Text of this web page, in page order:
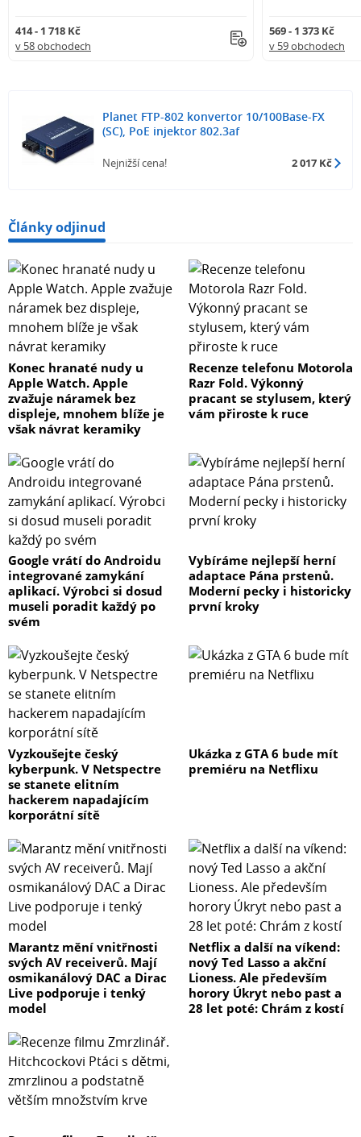
414 - 1 718 Kč
v 58 obchodech
569 - 1 373 Kč
v 59 obchodech
Planet FTP-802 konvertor 10/100Base-FX
(SC), PoE injektor 802.3af
Nejnižší cena! 2 017 Kč
Články odjinud
Konec hranaté nudy u
Apple Watch. Apple
zvažuje náramek bez
displeje, mnohem blíže je
však návrat keramiky
Recenze telefonu Motorola
Razr Fold. Výkonný
pracant se stylusem, který
vám přiroste k ruce
Google vrátí do Androidu
integrované zamykání
aplikací. Výrobci si dosud
museli poradit každý po
svém
Vybíráme nejlepší herní
adaptace Pána prstenů.
Moderní pecky i historicky
první kroky
Vyzkoušejte český
kyberpunk. V Netspectre
se stanete elitním
hackerem napadajícím
korporátní sítě
Ukázka z GTA 6 bude mít
premiéru na Netflixu
Marantz mění vnitřnosti
svých AV receiverů. Mají
osmikanálový DAC a Dirac
Live podporuje i tenký
model
Netflix a další na víkend:
nový Ted Lasso a akční
Lioness. Ale především
horory Úkryt nebo past a
28 let poté: Chrám z kostí